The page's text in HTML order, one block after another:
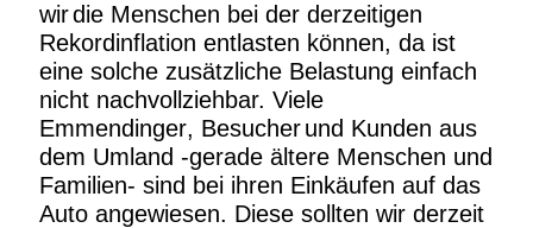
wirdie Menschen bei der derzeitigen
Rekordinflation entlasten können, da ist
eine solche zusätzliche Belastung einfach
nicht nachvollziehbar. Viele
Emmendinger, Besucherund Kunden aus
dem Umland -gerade ältere Menschen und
Familien- sind bei ihren Einkäufen auf das
Auto angewiesen. Diese sollten wir derzeit